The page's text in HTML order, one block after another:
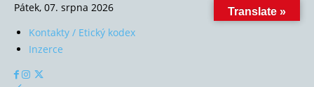
Pátek, 07. srpna 2026
Kontakty / Etický kodex
Inzerce
Translate »